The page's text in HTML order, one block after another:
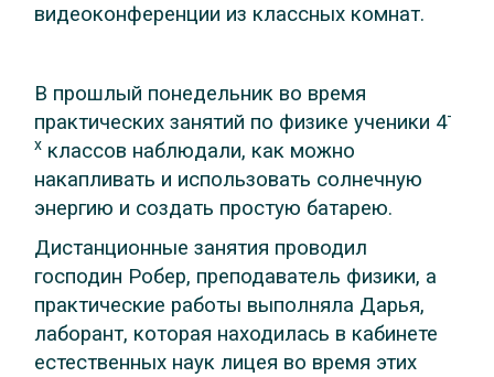
видеоконференции из классных комнат.
В прошлый понедельник во время
практических занятий по физике ученики 4-
х классов наблюдали, как можно
накапливать и использовать солнечную
энергию и создать простую батарею.
Дистанционные занятия проводил
господин Робер, преподаватель физики, а
практические работы выполняла Дарья,
лаборант, которая находилась в кабинете
естественных наук лицея во время этих